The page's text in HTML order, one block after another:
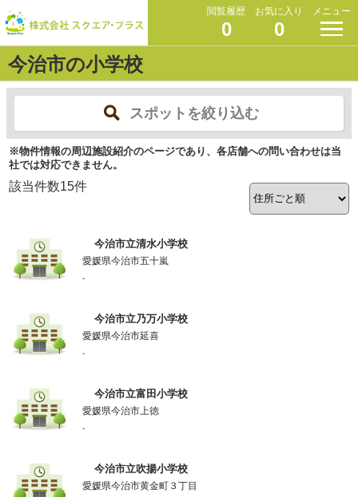
閲覧履歴
0
お気に入り
0
メニュー
今治市の小学校
スポットを絞り込む
※物件情報の周辺施設紹介のページであり、各店舗への問い合わせは当
社では対応できません。
該当件数15件
今治市立清水小学校
愛媛県今治市五十嵐
-
今治市立乃万小学校
愛媛県今治市延喜
-
今治市立富田小学校
愛媛県今治市上徳
-
今治市立吹揚小学校
愛媛県今治市黄金町３丁目